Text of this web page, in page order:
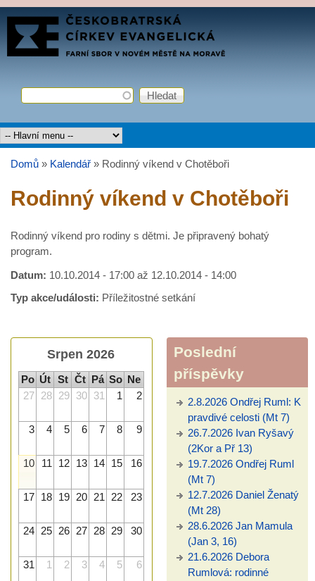
Přejít k hlavnímu obsahu
FARNÍ
SBOR
Vyhledávání
Hledat
Hlavní menu
Domů » Kalendář » Rodinný víkend v Chotěboři
Rodinný víkend v Chotěboři
Rodinný víkend pro rodiny s dětmi. Je připravený bohatý
program.
Datum: 10.10.2014 - 17:00 až 12.10.2014 - 14:00
Typ akce/události: Příležitostné setkání
Srpen 2026
Po Út St Čt Pá So Ne
27 28 29 30 31 1 2
3 4 5 6 7 8 9
10 11 12 13 14 15 16
17 18 19 20 21 22 23
24 25 26 27 28 29 30
31 1 2 3 4 5 6
Poslední
příspěvky
2.8.2026 Ondřej Ruml: K
pravdivé celosti (Mt 7)
26.7.2026 Ivan Ryšavý
(2Kor a Př 13)
19.7.2026 Ondřej Ruml
(Mt 7)
12.7.2026 Daniel Ženatý
(Mt 28)
28.6.2026 Jan Mamula
(Jan 3, 16)
21.6.2026 Debora
Rumlová: rodinné